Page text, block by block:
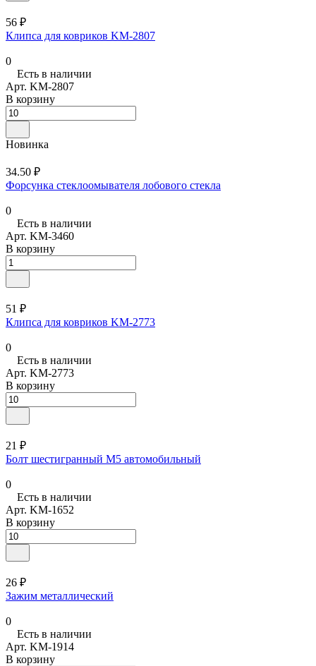
56 ₽
Клипса для ковриков KM-2807
0
Есть в наличии
Арт. KM-2807
В корзину
Новинка
34.50 ₽
Форсунка стеклоомывателя лобового стекла
0
Есть в наличии
Арт. KM-3460
В корзину
51 ₽
Клипса для ковриков KM-2773
0
Есть в наличии
Арт. KM-2773
В корзину
21 ₽
Болт шестигранный М5 автомобильный
0
Есть в наличии
Арт. KM-1652
В корзину
26 ₽
Зажим металлический
0
Есть в наличии
Арт. KM-1914
В корзину